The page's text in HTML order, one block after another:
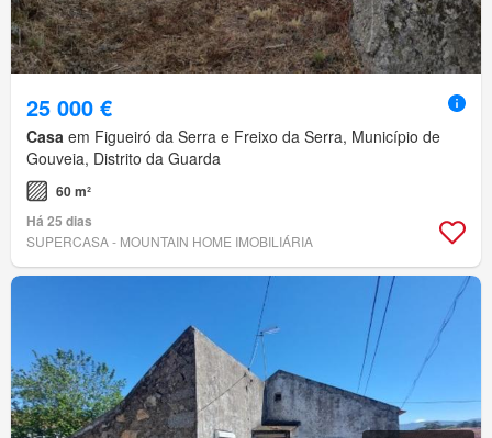
25 000 €
Casa em Figueiró da Serra e Freixo da Serra, Município de
Gouveia, Distrito da Guarda
60 m²
Há 25 dias
SUPERCASA - MOUNTAIN HOME IMOBILIÁRIA